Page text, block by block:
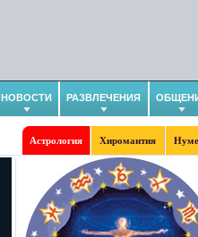
НОВОСТИ РАЗВЛЕЧЕНИЯ
Астрология Хиромантия